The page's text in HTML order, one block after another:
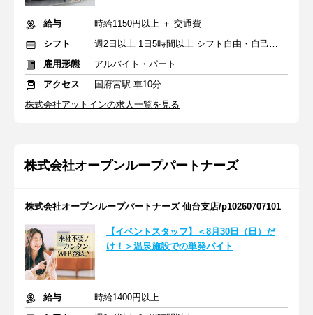
給与
時給1150円以上 ＋ 交通費
シフト
週2日以上 1日5時間以上 シフト自由・自己申告
雇用形態
アルバイト・パート
アクセス
国府宮駅 車10分
株式会社アットインの求人一覧を見る
株式会社オープンループパートナーズ
株式会社オープンループパートナーズ 仙台支店/p10260707101
【イベントスタッフ】＜8月30日（日）だ
け！＞温泉施設での単発バイト
給与
時給1400円以上